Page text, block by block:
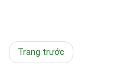
Trang trước